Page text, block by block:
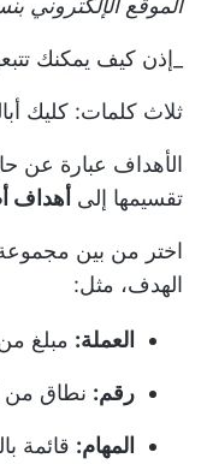
الموقع الإلكتروني بنسبة
_إذن كيف يمكنك
ثلاث كلمات: كليك أب
الأهداف عبارة عن
تقسيمها إلى أهداف
اختر من بين
الهدف، مثل:
العملة: مبلغ
رقم: نطاق من الأرقام
المهام: قائمة